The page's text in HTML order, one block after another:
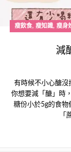
瘦飲食, 瘦知識, 瘦身
減
有時候不小心醣沒
你想要減「醣」時
糖份小於5g的食物
「